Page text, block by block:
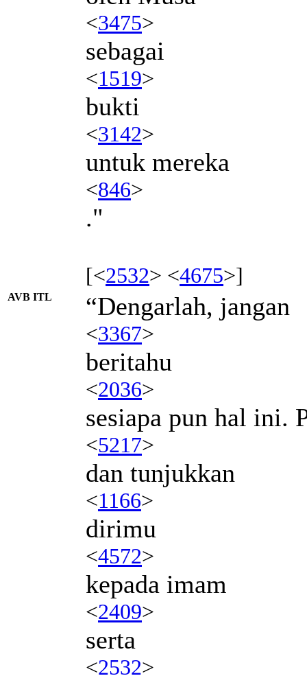
<3475>
sebagai
<1519>
bukti
<3142>
untuk mereka
<846>
."
[<2532> <4675>]
AVB ITL “Dengarlah, jangan
<3367>
beritahu
<2036>
sesiapa pun hal ini.
<5217>
dan tunjukkan
<1166>
dirimu
<4572>
kepada imam
<2409>
serta
<2532>